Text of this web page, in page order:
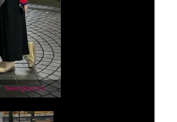
Selengkapnya